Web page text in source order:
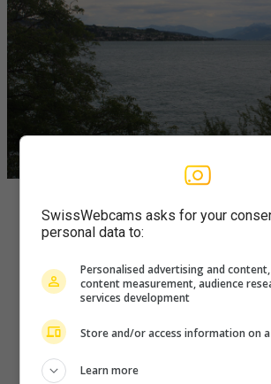
Vollbild
SwissWebcams asks for your
personal data to:
Personalised advertising and
content measurement, audience
services development
Store and/or access information on
Learn more